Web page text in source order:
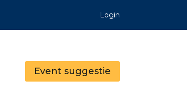
Login
Event suggestie